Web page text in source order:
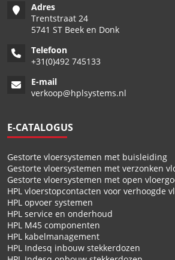
Adres
Trentstraat 24
5741 ST Beek en Donk
Telefoon
+31(0)492 745133
E-mail
verkoop@hplsystems.nl
E-CATALOGUS
Gestorte vloersystemen met buisleiding
Gestorte vloersystemen met verzonken
Gestorte vloersystemen met open
HPL vloerstopcontacten voor verhoogde
HPL opvoer systemen
HPL service en onderhoud
HPL M45 componenten
HPL kabelmanagement
HPL Indesq inbouw stekkerdozen